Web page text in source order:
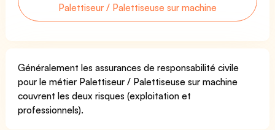
Palettiseur / Palettiseuse sur machine
Généralement les assurances de responsabilité civile
pour le métier Palettiseur / Palettiseuse sur machine
couvrent les deux risques (exploitation et
professionnels).